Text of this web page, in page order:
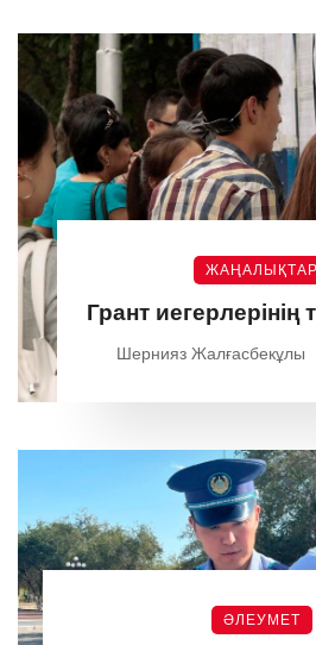
ЖАҢАЛЫҚТАР
Грант иегерлерінің
Шернияз Жалғасбекұлы
ӘЛЕУМЕТ